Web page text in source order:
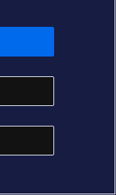
vaan palvelun